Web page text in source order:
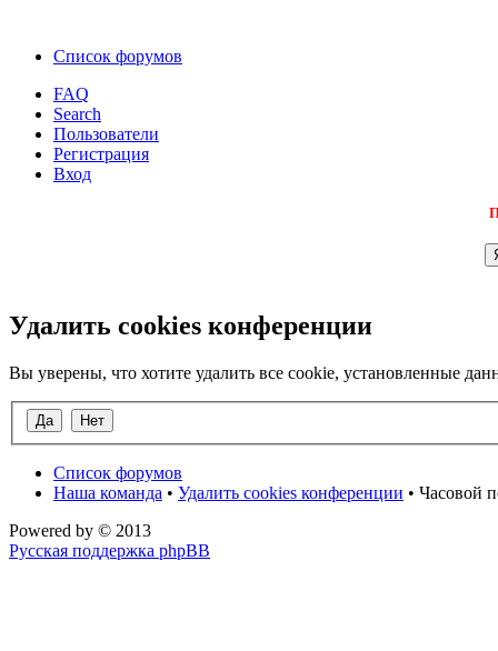
Список форумов
FAQ
Search
Пользователи
Регистрация
Вход
Удалить cookies конференции
Вы уверены, что хотите удалить все cookie, установленные
Список форумов
Наша команда • Удалить cookies конференции • Часовой
Powered by © 2013
Русская поддержка phpBB